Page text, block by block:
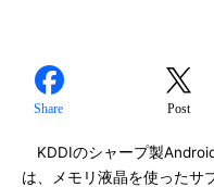
Share Post
KDDIのシャープ製
は、メモリ液晶を使ったサ